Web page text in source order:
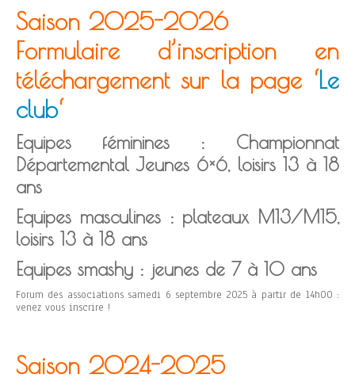
Saison 2025-2026
Formulaire d’inscription en
téléchargement sur la page ‘Le
club‘
Equipes féminines : Championnat
Départemental Jeunes 6×6, loisirs 13 à 18
ans
Equipes masculines : plateaux M13/M15,
loisirs 13 à 18 ans
Equipes smashy : jeunes de 7 à 10 ans
Forum des associations samedi 6 septembre 2025 à partir de 14h00 :
venez vous inscrire !
Saison 2024-2025